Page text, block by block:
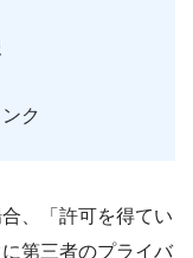
ク
、「許可を得てい
第三者のプライバ